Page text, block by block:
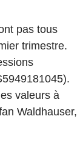
pas tous
trimestre.
valeurs à
Waldhauser,